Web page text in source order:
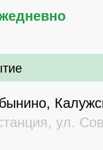
ул.